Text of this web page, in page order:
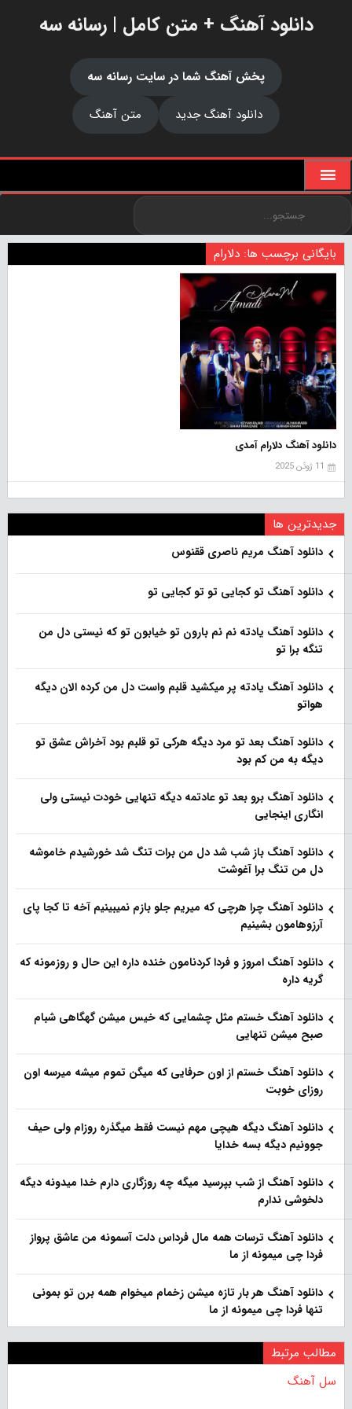
دانلود آهنگ + متن کامل | رسانه سه
پخش آهنگ شما در سایت رسانه سه
دانلود آهنگ جدید
متن آهنگ
بایگانی برچسب ها: دلارام
دانلود آهنگ دلارام آمدی
11 ژوئن 2025
جدیدترین ها
دانلود آهنگ مریم ناصری ققنوس
دانلود آهنگ تو کجایی تو تو کجایی تو
دانلود آهنگ یادته نم نم بارون تو خیابون تو که نیستی دل من
تنگه برا تو
دانلود آهنگ یادته پر میکشید قلبم واست دل من کرده الان دیگه
هواتو
دانلود آهنگ بعد تو مرد دیگه هرکی تو قلبم بود آخراش عشق تو
دیگه به من کم بود
دانلود آهنگ برو بعد تو عادتمه دیگه تنهایی خودت نیستی ولی
انگاری اینجایی
دانلود آهنگ باز شب شد دل من برات تنگ شد خورشیدم خاموشه
دل من تنگ برا آغوشت
دانلود آهنگ چرا هرچی که میریم جلو بازم نمیبینیم آخه تا کجا پای
آرزوهامون بشینیم
دانلود آهنگ امروز و فردا کردنامون خنده داره این حال و روزمونه که
گریه داره
دانلود آهنگ خستم مثل چشمایی که خیس میشن گهگاهی شبام
صبح میشن تنهایی
دانلود آهنگ خستم از اون حرفایی که میگن تموم میشه میرسه اون
روزای خوبت
دانلود آهنگ دیگه هیچی مهم نیست فقط میگذره روزام ولی حیف
جوونیم دیگه بسه خدایا
دانلود آهنگ از شب بپرسید میگه چه روزگاری دارم خدا میدونه دیگه
دلخوشی ندارم
دانلود آهنگ ترسات همه مال فرداس دلت آسمونه من عاشق پرواز
فردا چی میمونه از ما
دانلود آهنگ هر بار تازه میشن زخمام میخوام همه برن تو بمونی
تنها فردا چی میمونه از ما
مطالب مرتبط
سل آهنگ